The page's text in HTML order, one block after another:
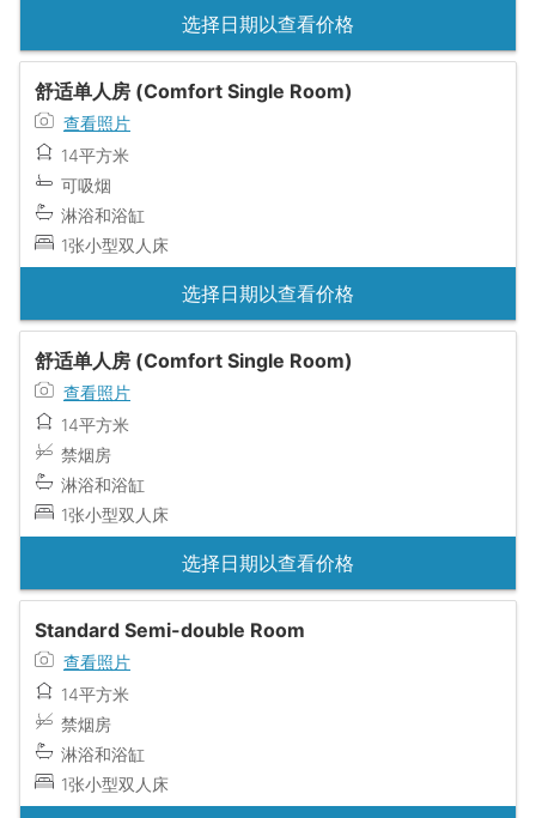
选择日期以查看价格
舒适单人房 (Comfort Single Room)
查看照片
14平方米
可吸烟
淋浴和浴缸
1张小型双人床
选择日期以查看价格
舒适单人房 (Comfort Single Room)
查看照片
14平方米
禁烟房
淋浴和浴缸
1张小型双人床
选择日期以查看价格
Standard Semi-double Room
查看照片
14平方米
禁烟房
淋浴和浴缸
1张小型双人床